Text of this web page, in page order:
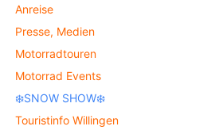
Anreise
Presse, Medien
Motorradtouren
Motorrad Events
❄️SNOW SHOW❄️
Touristinfo Willingen